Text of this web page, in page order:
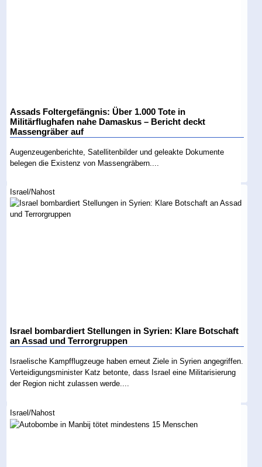
Assads Foltergefängnis: Über 1.000 Tote in
Militärflughafen nahe Damaskus – Bericht deckt
Massengräber auf
Augenzeugenberichte, Satellitenbilder und geleakte Dokumente
belegen die Existenz von Massengräbern....
Israel/Nahost
Israel bombardiert Stellungen in Syrien: Klare Botschaft
an Assad und Terrorgruppen
Israelische Kampfflugzeuge haben erneut Ziele in Syrien angegriffen.
Verteidigungsminister Katz betonte, dass Israel eine Militarisierung
der Region nicht zulassen werde....
Israel/Nahost